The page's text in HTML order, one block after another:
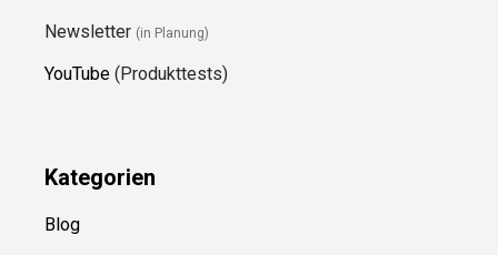
Newsletter (in Planung)
YouTube (Produkttests)
Kategorien
Blog